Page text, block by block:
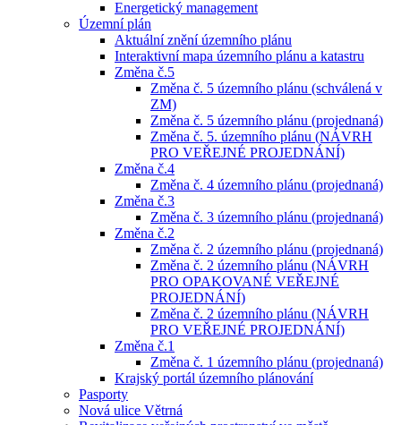
Energetický management
Územní plán
Aktuální znění územního plánu
Interaktivní mapa územního plánu a katastru
Změna č.5
Změna č. 5 územního plánu (schválená v
ZM)
Změna č. 5 územního plánu (projednaná)
Změna č. 5. územního plánu (NÁVRH
PRO VEŘEJNÉ PROJEDNÁNÍ)
Změna č.4
Změna č. 4 územního plánu (projednaná)
Změna č.3
Změna č. 3 územního plánu (projednaná)
Změna č.2
Změna č. 2 územního plánu (projednaná)
Změna č. 2 územního plánu (NÁVRH
PRO OPAKOVANÉ VEŘEJNÉ
PROJEDNÁNÍ)
Změna č. 2 územního plánu (NÁVRH
PRO VEŘEJNÉ PROJEDNÁNÍ)
Změna č.1
Změna č. 1 územního plánu (projednaná)
Krajský portál územního plánování
Pasporty
Nová ulice Větrná